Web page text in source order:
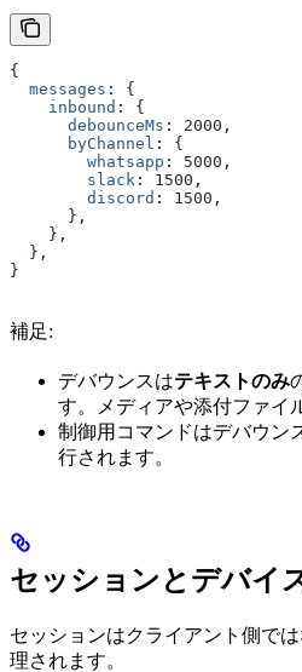
{
  messages
:
{
    inbound
:
{
      debounceMs
: 2000 ,
      byChannel
:
{
        whatsapp
: 5000 ,
        slack
: 1500 ,
        discord
: 1500 ,
      }
,
    }
,
  }
,
}
補足:
デバウンスはテキストのみ
す。メディアや添付ファイ
制御用コマンドはデバウン
行されます。
セッションとデバイ
セッションはクライアント側で
理されます。